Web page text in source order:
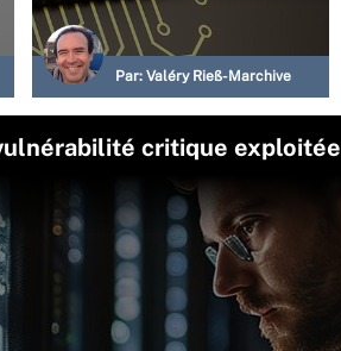
Par: Valéry Rieß-Marchive
critique exploitée